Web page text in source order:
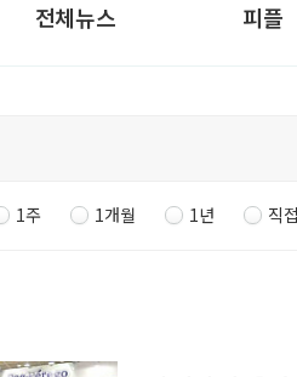
전체뉴스 피플
1주 1개월 1년 직